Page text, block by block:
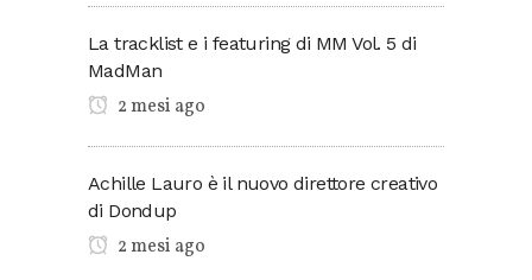
La tracklist e i featuring di MM Vol. 5 di
MadMan
2 mesi ago
Achille Lauro è il nuovo direttore creativo
di Dondup
2 mesi ago